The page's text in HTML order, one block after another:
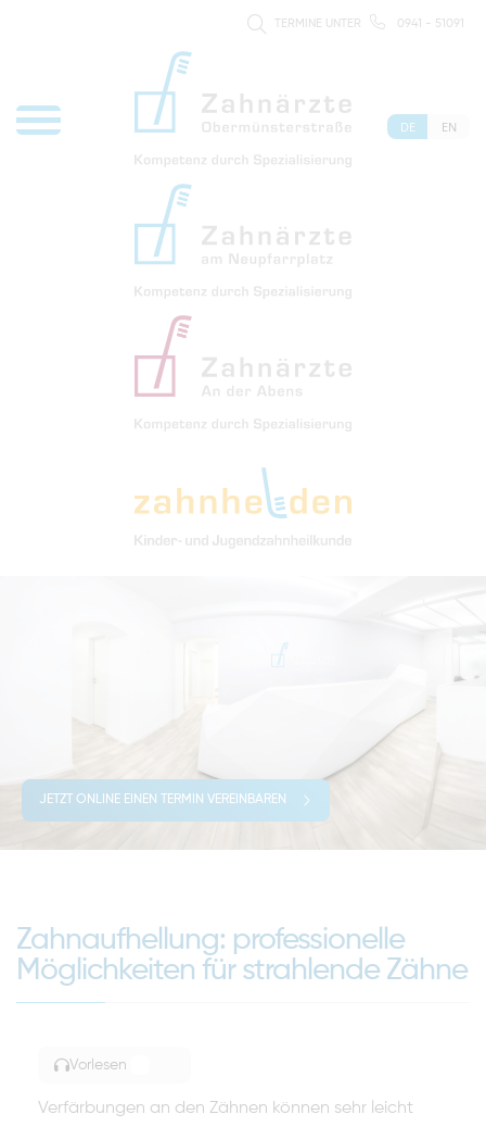
TERMINE UNTER 0941 - 51091
DE EN
JETZT ONLINE EINEN TERMIN VEREINBAREN
Zahnaufhellung: professionelle
Möglichkeiten für strahlende Zähne
Vorlesen
Verfärbungen an den Zähnen können sehr leicht